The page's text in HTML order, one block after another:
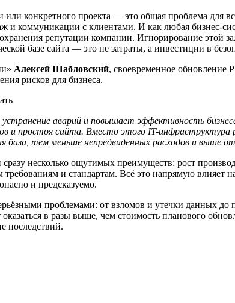
конкретного проекта — это общая проблема для
и коммуникации с клиентами. И как любая бизнес-
репутации компании. Игнорирование этой
базе сайта — это не затраты, а инвестиции в
Алексей Шабловский, своевременное обновление
рисков для бизнеса.
аварий и повышает эффективность
и простоя сайта. Вместо этого IT-
база, тем меньше непредвиденных расходов и выше
несколько ощутимых преимуществ: рост
требованиям и стандартам. Всё это напрямую
и предсказуемо.
проблемами: от взломов и утечки данных
в разы выше, чем стоимость планового
последствий.